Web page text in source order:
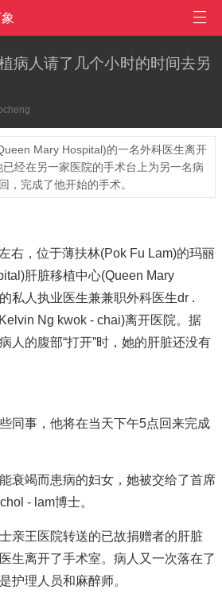

病人请了几个小时的时间去另
Mary Hospital)的一名外科医生离开
经在另一家医院的手术台上为另一名病
，完成了他开始的手术。
右，位于薄扶林(Pok Fu Lam)的玛丽
肝脏移植中心(Queen Mary
私人执业医生兼兼职外科医生dr .
Ng kwok - chai)离开医院。据
人的腹部“打开”时，她的肝脏还没有
同事，他将在当天下午5点回来完成
衰竭而患病的妇女，她被交给了首席
- lam博士。
亲王医院转送的已故捐赠者的肝脏
生离开了手术室。病人又一次落在了
理人员和麻醉师。